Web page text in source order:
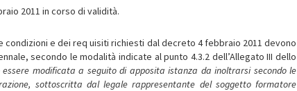
2011 in corso di validità.
e dei req uisiti richiesti dal decreto 4 febbraio 2011 devono
secondo le modalità indicate al punto 4.3.2 dell’Allegato III dello
essere modificata a seguito di apposita istanza da inoltrarsi secondo le
sottoscritta dal legale rappresentante del soggetto formatore